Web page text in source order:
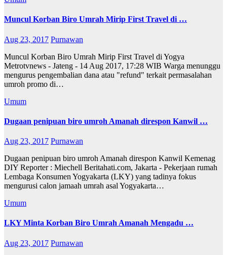
Muncul Korban Biro Umrah Mirip First Travel di …
Aug 23, 2017 Purnawan
Muncul Korban Biro Umrah Mirip First Travel di Yogya
Metrotvnews - Jateng - 14 Aug 2017, 17:28 WIB Warga menunggu
mengurus pengembalian dana atau "refund" terkait permasalahan
umroh promo di…
Umum
Dugaan penipuan biro umroh Amanah direspon Kanwil …
Aug 23, 2017 Purnawan
Dugaan penipuan biro umroh Amanah direspon Kanwil Kemenag
DIY Reporter : Miechell Beritahati.com, Jakarta - Pekerjaan rumah
Lembaga Konsumen Yogyakarta (LKY) yang tadinya fokus
mengurusi calon jamaah umrah asal Yogyakarta…
Umum
LKY Minta Korban Biro Umrah Amanah Mengadu …
Aug 23, 2017 Purnawan